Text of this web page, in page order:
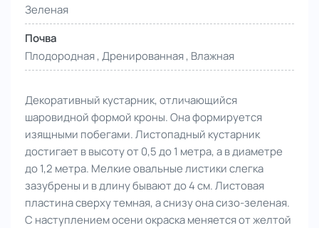
Зеленая
Почва
Плодородная , Дренированная , Влажная
Декоративный кустарник, отличающийся
шаровидной формой кроны. Она формируется
изящными побегами. Листопадный кустарник
достигает в высоту от 0,5 до 1 метра, а в диаметре
до 1,2 метра. Мелкие овальные листики слегка
зазубрены и в длину бывают до 4 см. Листовая
пластина сверху темная, а снизу она сизо-зеленая.
С наступлением осени окраска меняется от желтой